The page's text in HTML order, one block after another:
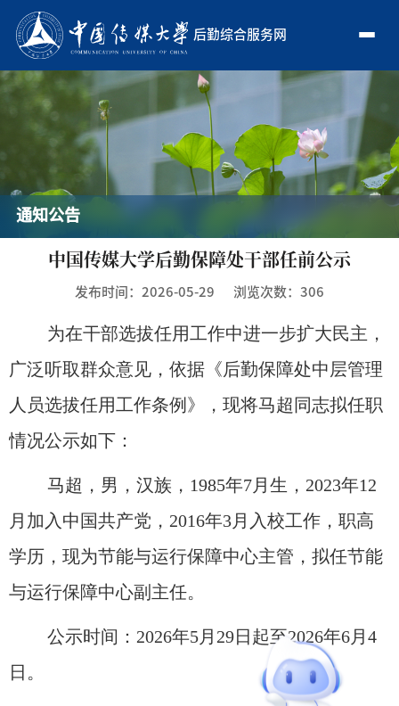
后勤综合服务网
通知公告
中国传媒大学后勤保障处干部任前公示
发布时间：2026-05-29 浏览次数： 306
为在干部选拔任用工作中进一步扩大民主，
广泛听取群众意见，依据《后勤保障处中层管理
人员选拔任用工作条例》，现将马超 同志拟任职
情况公示如下：
马超 ， 男 ，汉族， 1985年7月生 ， 2023年12
月加入中国共产党， 2016年3月入校工作， 职高
学历，现为节能与运行保障中心主管 ，拟任节能
与运行保障中心副主任。
公示时间： 2026年5月 29日起至2026年6月 4
日。